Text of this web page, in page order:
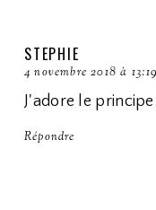
STEPHIE
4 novembre 2018 à 13:19
J'adore le
Répondre